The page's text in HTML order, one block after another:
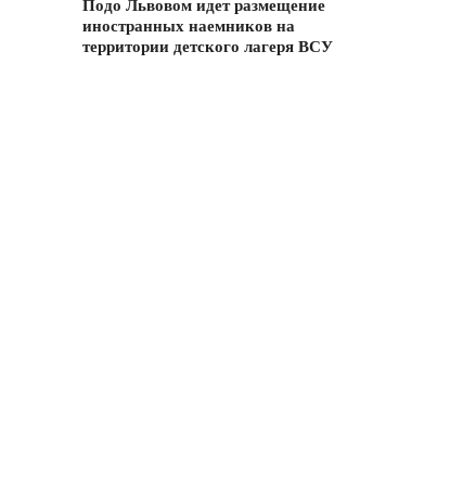
Подо Львовом идет размещение
иностранных наемников на
территории детского лагеря ВСУ